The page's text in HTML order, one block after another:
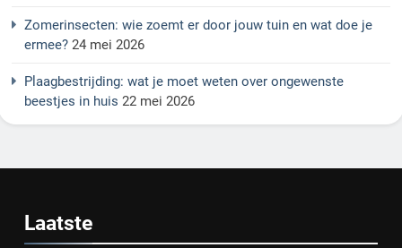
Zomerinsecten: wie zoemt er door jouw tuin en wat doe je
ermee? 24 mei 2026
Plaagbestrijding: wat je moet weten over ongewenste
beestjes in huis 22 mei 2026
Laatste